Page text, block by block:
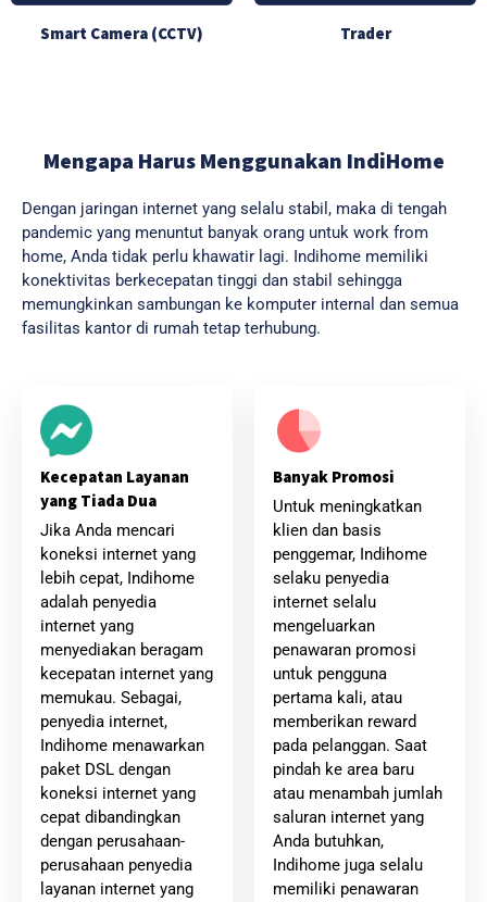
Smart Camera (CCTV) Trader
Mengapa Harus Menggunakan IndiHome
Dengan jaringan internet yang selalu stabil, maka di tengah
pandemic yang menuntut banyak orang untuk work from
home, Anda tidak perlu khawatir lagi. Indihome memiliki
konektivitas berkecepatan tinggi dan stabil sehingga
memungkinkan sambungan ke komputer internal dan semua
fasilitas kantor di rumah tetap terhubung.
Kecepatan Layanan
yang Tiada Dua
Jika Anda mencari
koneksi internet yang
lebih cepat, Indihome
adalah penyedia
internet yang
menyediakan beragam
kecepatan internet yang
memukau. Sebagai,
penyedia internet,
Indihome menawarkan
paket DSL dengan
koneksi internet yang
cepat dibandingkan
dengan perusahaan-
perusahaan penyedia
layanan internet yang
Banyak Promosi
Untuk meningkatkan
klien dan basis
penggemar, Indihome
selaku penyedia
internet selalu
mengeluarkan
penawaran promosi
untuk pengguna
pertama kali, atau
memberikan reward
pada pelanggan. Saat
pindah ke area baru
atau menambah jumlah
saluran internet yang
Anda butuhkan,
Indihome juga selalu
memiliki penawaran